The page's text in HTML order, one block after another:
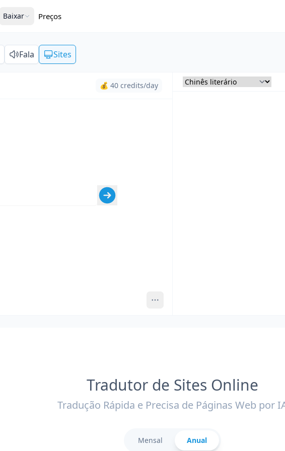
Baixar Preços
Fala Sites
💰 40 credits/day
Tradutor de Sites Online
Tradução Rápida e Precisa de Páginas Web por
Mensal Anual